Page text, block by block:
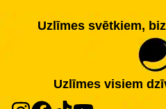
Uzlīmes svētkiem,
Uzlīmes visiem